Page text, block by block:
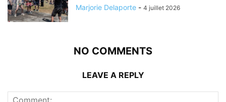
Marjorie Delaporte - 4 juillet 2026
NO COMMENTS
LEAVE A REPLY